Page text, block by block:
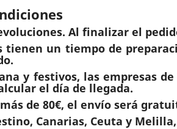
Al finalizar el
tienen un tiempo de
y festivos, las empresas
el día de llegada.
de 80€, el envío será
Canarias, Ceuta y